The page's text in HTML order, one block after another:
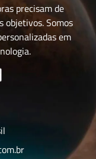
precisam de
objetivos. Somos
em